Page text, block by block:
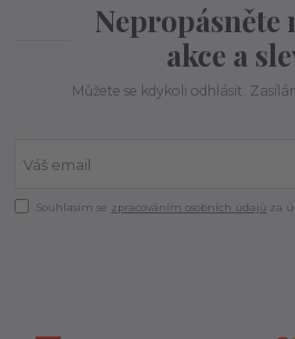
Nepropásněte
akce a
Můžete se kdykoli odhlásit.
Souhlasím se zpracováním osobních údajů za